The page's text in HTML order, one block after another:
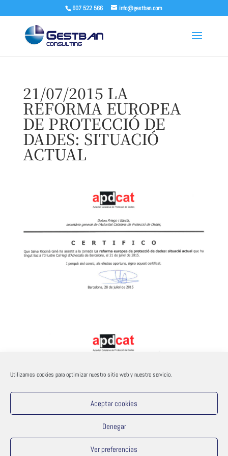
Utilizamos cookies para optimizar nuestro sitio web y nuestro servicio.
Aceptar cookies
Denegar
Ver preferencias
607 522 566 info@gestban.com
21/07/2015 LA
REFORMA EUROPEA
DE PROTECCIÓ DE
DADES: SITUACIÓ
ACTUAL